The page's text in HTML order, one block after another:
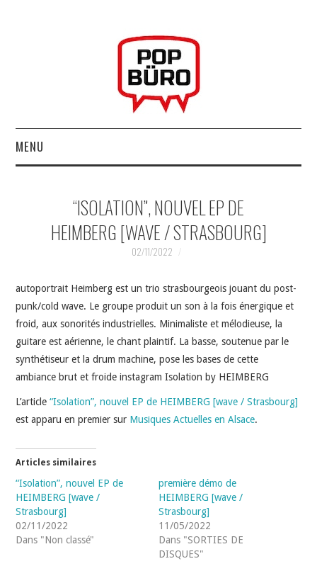
MENU
MUSIQUESACTUELLES.NET
LES LABELS
INDÉPENDANTS
DOKO
“ISOLATION”, NOUVEL EP DE
HEIMBERG [WAVE / STRASBOURG]
02/11/2022
autoportrait Heimberg est un trio strasbourgeois jouant du post-
punk/cold wave. Le groupe produit un son à la fois énergique et
froid, aux sonorités industrielles. Minimaliste et mélodieuse, la
guitare est aérienne, le chant plaintif. La basse, soutenue par le
synthétiseur et la drum machine, pose les bases de cette
ambiance brut et froide instagram Isolation by HEIMBERG
L’article“Isolation”, nouvel EP de HEIMBERG [wave / Strasbourg]
est apparu en premier sur Musiques Actuelles en Alsace.
Articles similaires
“Isolation”, nouvel EP de
HEIMBERG [wave /
Strasbourg]
02/11/2022
Dans "Non classé"
première démo de
HEIMBERG [wave /
Strasbourg]
11/05/2022
Dans "SORTIES DE
DISQUES"